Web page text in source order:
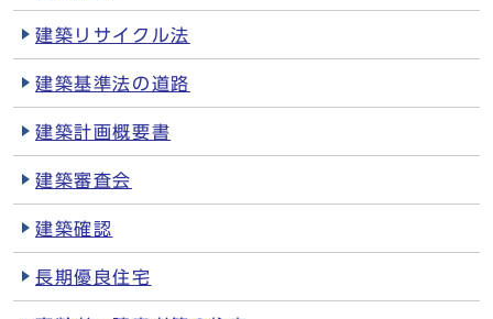
建築リサイクル法
建築基準法の道路
建築計画概要書
建築審査会
建築確認
長期優良住宅